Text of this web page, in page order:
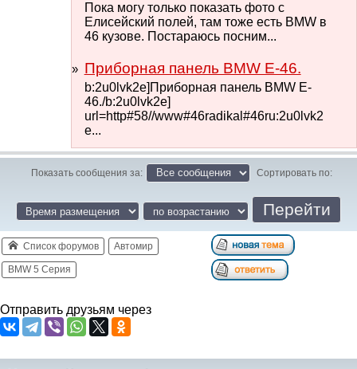
Пока могу только показать фото с
Елисейский полей, там тоже есть BMW в
46 кузове. Постараюсь посним...
Приборная панель BMW E-46.
b:2u0lvk2e]Приборная панель BMW E-
46./b:2u0lvk2e]
url=http#58//www#46radikal#46ru:2u0lvk2
e...
Показать сообщения за: Сортировать по:
Список форумов Автомир
BMW 5 Серия
Отправить друзьям через